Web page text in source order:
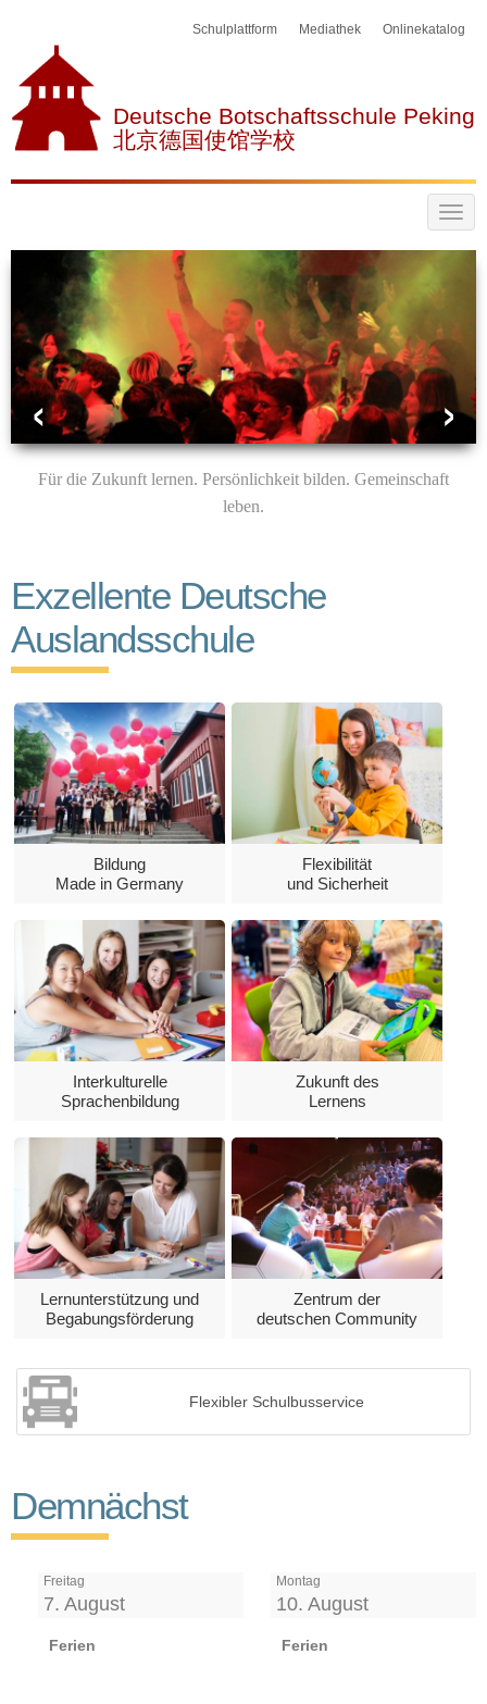
Onlinekatalog
Mediathek
Schulplattform
Deutsche Botschaftsschule Peking
北京德国使馆学校
Für die Zukunft lernen. Persönlichkeit bilden. Gemeinschaft
leben.
Exzellente Deutsche
Auslandsschule
Bildung
Made in Germany
Flexibilität
und Sicherheit
Interkulturelle
Sprachenbildung
Zukunft des
Lernens
Lernunterstützung und
Begabungsförderung
Zentrum der
deutschen Community
Previous
Flexibler Schulbusservice
Next
Demnächst
Freitag
7. August
Ferien
Montag
10. August
Ferien